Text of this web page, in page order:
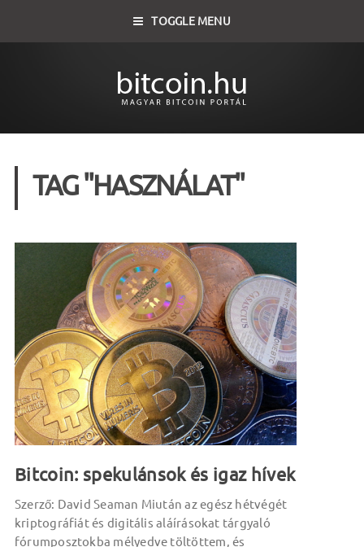
TOGGLE MENU
TAG "HASZNÁLAT"
Bitcoin: spekulánsok és igaz hívek
Szerző: David Seaman Miután az egész hétvégét
kriptográfiát és digitális aláírásokat tárgyaló
fórumposztokba mélyedve töltöttem, és